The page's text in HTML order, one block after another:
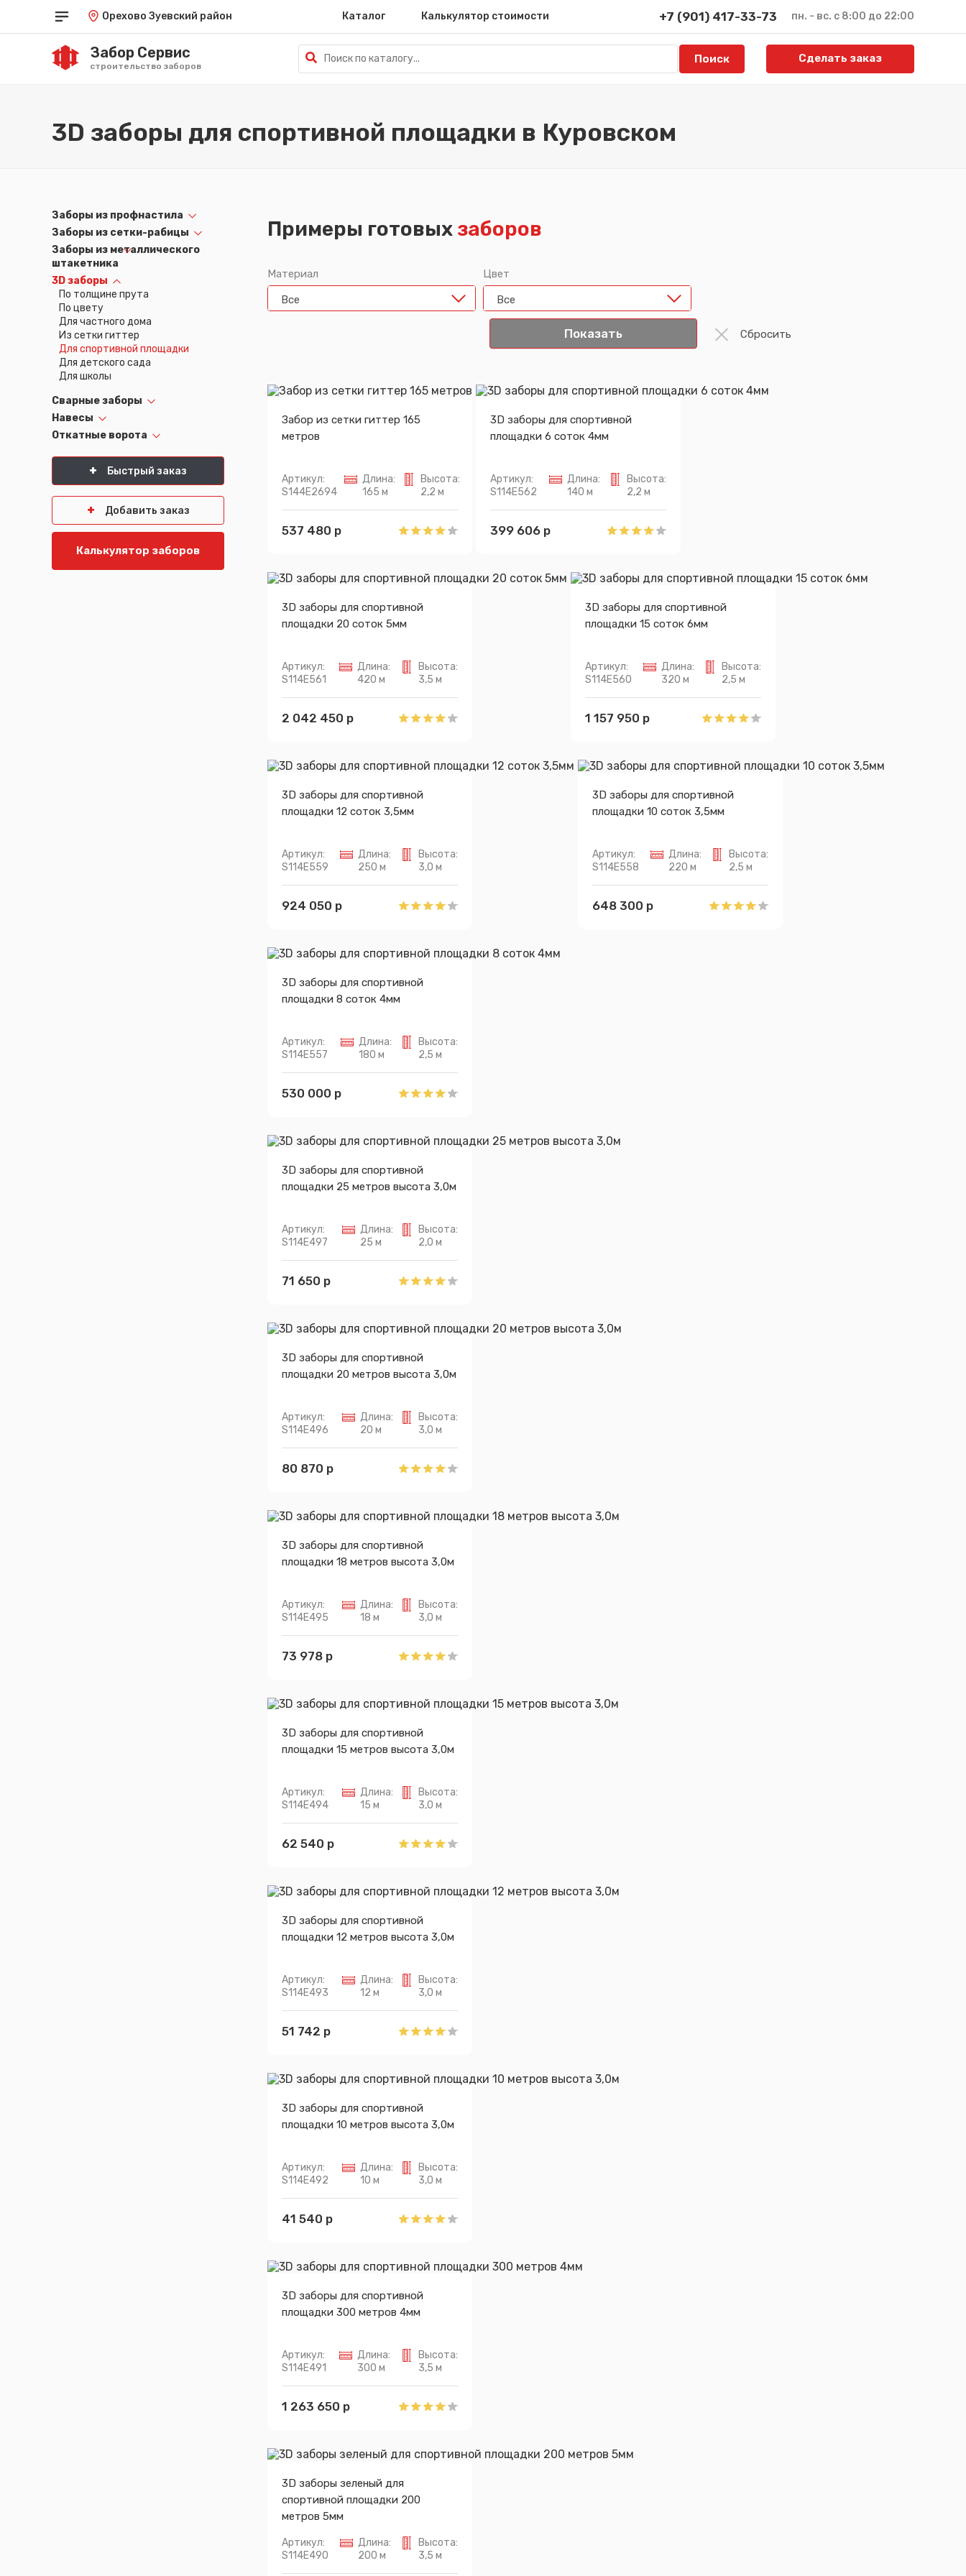
Орехово Зуевский район Каталог Калькулятор стоимости +7 (901) 417-33-73 пн. - вс. с 8:00 до 22:00
Махачкала
Оренбург
Петрозаводск
Петропавловск-Камчатский
Ростов-на-Дону
Саранск
Ставрополь
Тамбов
Хабаровск
Ханты-Мансийск
Херсон
Якутск
Забор Сервис
строительство заборов
Сделать заказ
3D заборы для спортивной площадки в Куровском
Заборы из профнастила
Заборы из сетки-рабицы
Заборы из металлического
штакетника
3D заборы
По толщине прута
По цвету
Для частного дома
Из сетки гиттер
Для спортивной площадки
Для детского сада
Для школы
Сварные заборы
Навесы
Откатные ворота
Быстрый заказ
Добавить заказ
Калькулятор заборов
Примеры готовых заборов
Материал
Все
Цвет
Все
Забор из сетки гиттер 165
метров
Артикул:
S144E2694
Длина:
165 м
Высота:
2,2 м
537 480 р
3D заборы для спортивной
площадки 6 соток 4мм
Артикул:
S114E562
Длина:
140 м
Высота:
2,2 м
399 606 р
3D заборы для спортивной
площадки 20 соток 5мм
Артикул:
S114E561
Длина:
420 м
Высота:
3,5 м
2 042 450 р
3D заборы для спортивной
площадки 15 соток 6мм
Артикул:
S114E560
Длина:
320 м
Высота:
2,5 м
1 157 950 р
3D заборы для спортивной
площадки 12 соток 3,5мм
Артикул:
S114E559
Длина:
250 м
Высота:
3,0 м
924 050 р
3D заборы для спортивной
площадки 10 соток 3,5мм
Артикул:
S114E558
Длина:
220 м
Высота:
2,5 м
648 300 р
3D заборы для спортивной
площадки 8 соток 4мм
Артикул:
S114E557
Длина:
180 м
Высота:
2,5 м
530 000 р
3D заборы для спортивной
площадки 25 метров высота 3,0м
Артикул:
S114E497
Длина:
25 м
Высота:
2,0 м
71 650 р
3D заборы для спортивной
площадки 20 метров высота 3,0м
Артикул:
S114E496
Длина:
20 м
Высота:
3,0 м
80 870 р
3D заборы для спортивной
площадки 18 метров высота 3,0м
Артикул:
S114E495
Длина:
18 м
Высота:
3,0 м
73 978 р
3D заборы для спортивной
площадки 15 метров высота 3,0м
Артикул:
S114E494
Длина:
15 м
Высота:
3,0 м
62 540 р
3D заборы для спортивной
площадки 12 метров высота 3,0м
Артикул:
S114E493
Длина:
12 м
Высота:
3,0 м
51 742 р
3D заборы для спортивной
площадки 10 метров высота 3,0м
Артикул:
S114E492
Длина:
10 м
Высота:
3,0 м
41 540 р
3D заборы для спортивной
площадки 300 метров 4мм
Артикул:
S114E491
Длина:
300 м
Высота:
3,5 м
1 263 650 р
3D заборы зеленый для
спортивной площадки 200
метров 5мм
Артикул:
S114E490
Длина:
200 м
Высота:
3,5 м
Сообщение успешно отправлено